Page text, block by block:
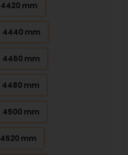
4420 mm
4440 mm
4460 mm
4480 mm
4500 mm
4520 mm